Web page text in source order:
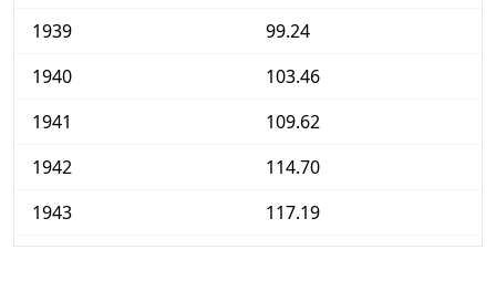
1939
99.24
1940
103.46
1941
109.62
1942
114.70
1943
117.19